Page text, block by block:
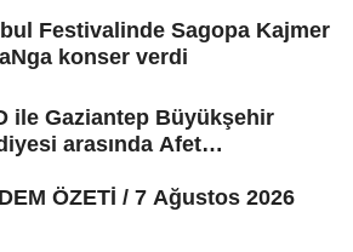
Festivalinde Sagopa Kajmer
konser verdi
ile Gaziantep Büyükşehir
arasında Afet
ÖZETİ / 7 Ağustos 2026